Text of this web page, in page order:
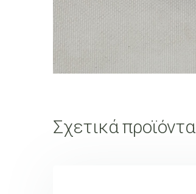
Σχετικά προϊόντα